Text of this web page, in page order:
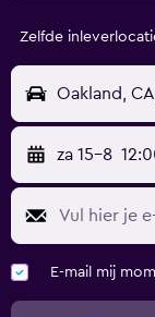
Zelfde
za 15-8
E-mail mij